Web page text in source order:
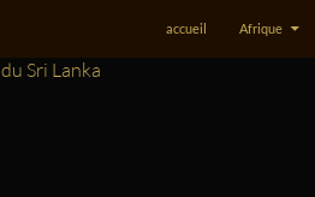
accueil
Afrique
Sri Lanka